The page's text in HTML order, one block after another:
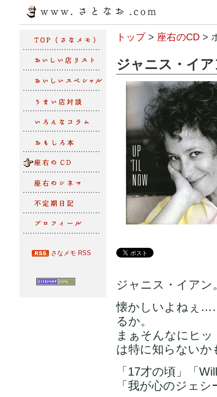
トップ> 座右のCD >
ジャニス・イ
ジャニス・イアン
懐かしいよねぇ
るか。
まぁそんなにヒ
は特に知らない
「17才の頃」「
「我が心のジェ
さなメモ RSS